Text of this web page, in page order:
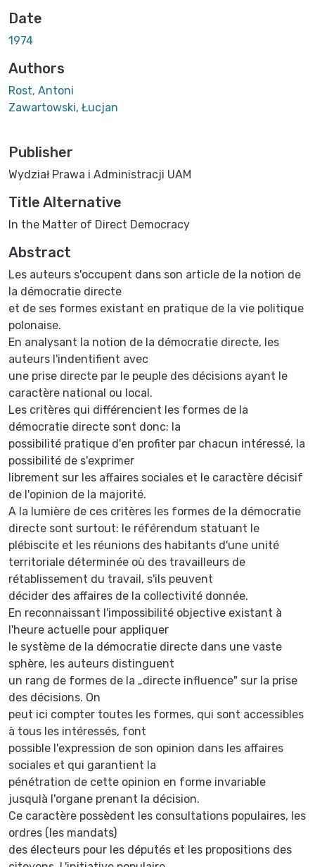
Date
1974
Authors
Rost, Antoni
Zawartowski, Łucjan
Publisher
Wydział Prawa i Administracji UAM
Title Alternative
In the Matter of Direct Democracy
Abstract
Les auteurs s'occupent dans son article de la notion de
la démocratie directe
et de ses formes existant en pratique de la vie politique
polonaise.
En analysant la notion de la démocratie directe, les
auteurs l'indentifient avec
une prise directe par le peuple des décisions ayant le
caractère national ou local.
Les critères qui différencient les formes de la
démocratie directe sont donc: la
possibilité pratique d'en profiter par chacun intéressé, la
possibilité de s'exprimer
librement sur les affaires sociales et le caractère décisif
de l'opinion de la majorité.
A la lumière de ces critères les formes de la démocratie
directe sont surtout: le référendum statuant le
plébiscite et les réunions des habitants d'une unité
territoriale déterminée où des travailleurs de
rétablissement du travail, s'ils peuvent
décider des affaires de la collectivité donnée.
En reconnaissant l'impossibilité objective existant à
l'heure actuelle pour appliquer
le système de la démocratie directe dans une vaste
sphère, les auteurs distinguent
un rang de formes de la „directe influence" sur la prise
des décisions. On
peut ici compter toutes les formes, qui sont accessibles
à tous les intéressés, font
possible l'expression de son opinion dans les affaires
sociales et qui garantient la
pénétration de cette opinion en forme invariable
jusqulà l'organe prenant la décision.
Ce caractère possèdent les consultations populaires, les
ordres (les mandats)
des électeurs pour les députés et les propositions des